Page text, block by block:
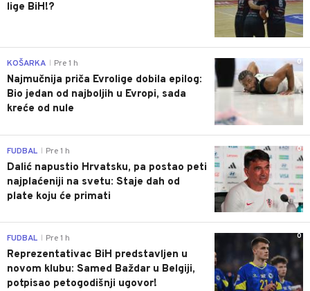
lige BiH!?
0
KOŠARKA Pre 1 h
Najmučnija priča Evrolige dobila epilog:
Bio jedan od najboljih u Evropi, sada
kreće od nule
0
FUDBAL Pre 1 h
Dalić napustio Hrvatsku, pa postao peti
najplaćeniji na svetu: Staje dah od
plate koju će primati
0
FUDBAL Pre 1 h
Reprezentativac BiH predstavljen u
novom klubu: Samed Baždar u Belgiji,
potpisao petogodišnji ugovor!